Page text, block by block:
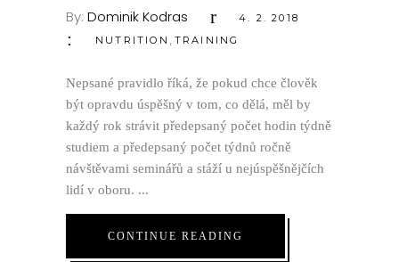
By: Dominik Kodras
4. 2. 2018
NUTRITION
TRAINING
Nepsané pravidlo říká, že pokud chce člověk
být opravdu úspěšný v tom, co dělá, měl by
každý rok strávit předepsaný počet hodin týdně
studiem a předepsaný počet týdnů ročně
návštěvami seminářů a stáží u nejúspěšnějčích
lidí v oboru.
CONTINUE READING